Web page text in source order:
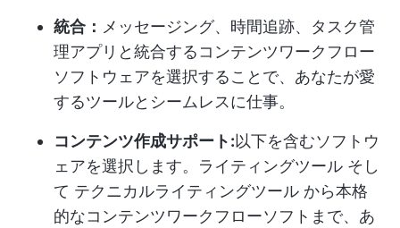
統合： メッセージング、時間追跡、タスク管
理アプリと統合するコンテンツワークフロー
ソフトウェアを選択することで、あなたが愛
するツールとシームレスに仕事。
コンテンツ作成サポート:以下を含むソフトウ
ェアを選択します。 ライティングツール そし
て テクニカルライティングツール から本格
的なコンテンツワークフローソフトまで、あ